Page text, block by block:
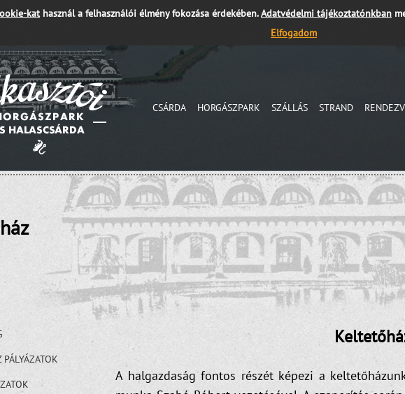
kathasznál a felhasználói élmény fokozása érdekében.Adatvédelmi tájékoztatónkban
Elfogadom
CSÁRDA HORGÁSZPARK SZÁLLÁS STRAND
A halgazdaság fontos részét képezi a